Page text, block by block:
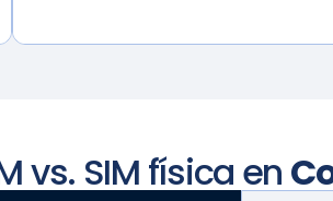
vs. SIM física en